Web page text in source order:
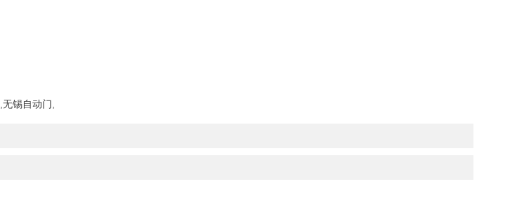
,无锡自动门,